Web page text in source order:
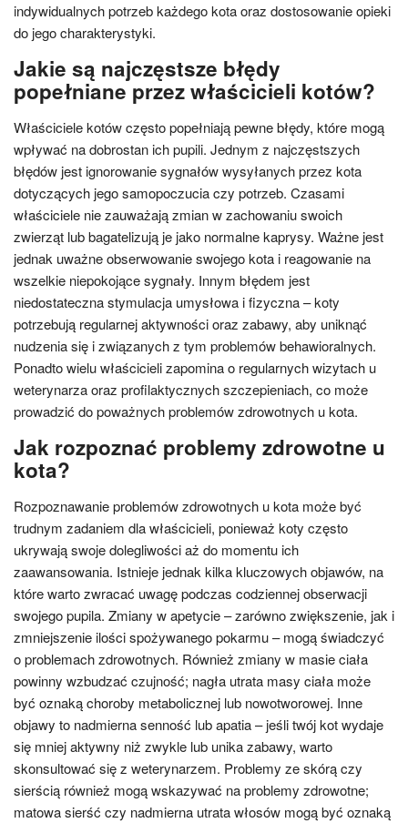
indywidualnych potrzeb każdego kota oraz dostosowanie opieki
do jego charakterystyki.
Jakie są najczęstsze błędy
popełniane przez właścicieli kotów?
Właściciele kotów często popełniają pewne błędy, które mogą
wpływać na dobrostan ich pupili. Jednym z najczęstszych
błędów jest ignorowanie sygnałów wysyłanych przez kota
dotyczących jego samopoczucia czy potrzeb. Czasami
właściciele nie zauważają zmian w zachowaniu swoich
zwierząt lub bagatelizują je jako normalne kaprysy. Ważne jest
jednak uważne obserwowanie swojego kota i reagowanie na
wszelkie niepokojące sygnały. Innym błędem jest
niedostateczna stymulacja umysłowa i fizyczna – koty
potrzebują regularnej aktywności oraz zabawy, aby uniknąć
nudzenia się i związanych z tym problemów behawioralnych.
Ponadto wielu właścicieli zapomina o regularnych wizytach u
weterynarza oraz profilaktycznych szczepieniach, co może
prowadzić do poważnych problemów zdrowotnych u kota.
Jak rozpoznać problemy zdrowotne u
kota?
Rozpoznawanie problemów zdrowotnych u kota może być
trudnym zadaniem dla właścicieli, ponieważ koty często
ukrywają swoje dolegliwości aż do momentu ich
zaawansowania. Istnieje jednak kilka kluczowych objawów, na
które warto zwracać uwagę podczas codziennej obserwacji
swojego pupila. Zmiany w apetycie – zarówno zwiększenie, jak i
zmniejszenie ilości spożywanego pokarmu – mogą świadczyć
o problemach zdrowotnych. Również zmiany w masie ciała
powinny wzbudzać czujność; nagła utrata masy ciała może
być oznaką choroby metabolicznej lub nowotworowej. Inne
objawy to nadmierna senność lub apatia – jeśli twój kot wydaje
się mniej aktywny niż zwykle lub unika zabawy, warto
skonsultować się z weterynarzem. Problemy ze skórą czy
sierścią również mogą wskazywać na problemy zdrowotne;
matowa sierść czy nadmierna utrata włosów mogą być oznaką